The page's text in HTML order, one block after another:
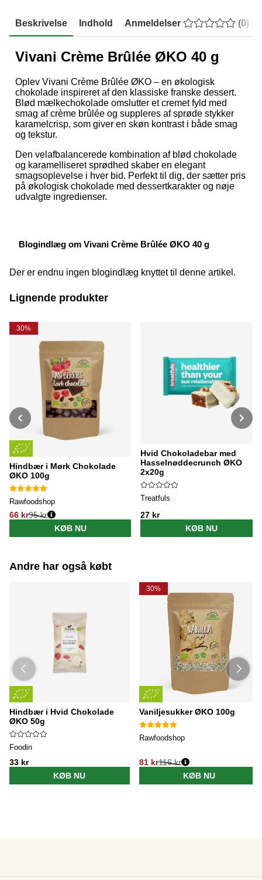
Beskrivelse Indhold Anmeldelser (0)
Vivani Crème Brûlée ØKO 40 g
Oplev Vivani Crème Brûlée ØKO – en økologisk
chokolade inspireret af den klassiske franske dessert.
Blød mælkechokolade omslutter et cremet fyld med
smag af crème brûlée og suppleres af sprøde stykker
karamelcrisp, som giver en skøn kontrast i både smag
og tekstur.
Den velafbalancerede kombination af blød chokolade
og karamelliseret sprødhed skaber en elegant
smagsoplevelse i hver bid. Perfekt til dig, der sætter pris
på økologisk chokolade med dessertkarakter og nøje
udvalgte ingredienser.
Blogindlæg om Vivani Crème Brûlée ØKO 40 g
Der er endnu ingen blogindlæg knyttet til denne artikel.
Lignende produkter
30%
Hindbær i Mørk Chokolade
ØKO 100g
Rawfoodshop
66 kr
Normalpris:
95 kr
KØB NU
Hvid Chokoladebar med
Hasselnøddecrunch ØKO
2x20g
Treatfuls
27 kr
KØB NU
Andre har også købt
Hindbær i Hvid Chokolade
ØKO 50g
Foodin
33 kr
KØB NU
30%
Vaniljesukker ØKO 100g
Rawfoodshop
81 kr116 kr
KØB NU